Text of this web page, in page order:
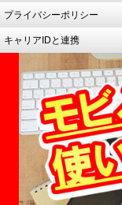
プライバシーポリシー
キャリアIDと連携